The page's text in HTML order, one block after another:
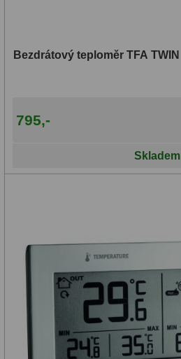
Bezdrátový teploměr TFA TWIN
795,-
Skladem